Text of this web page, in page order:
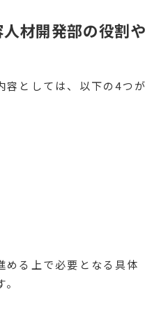
材開発部の役割や
容としては、以下の4つが
める上で必要となる具体